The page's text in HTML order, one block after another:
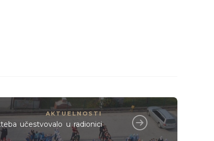
AKTUELNOSTI
učestvovalo u radionici